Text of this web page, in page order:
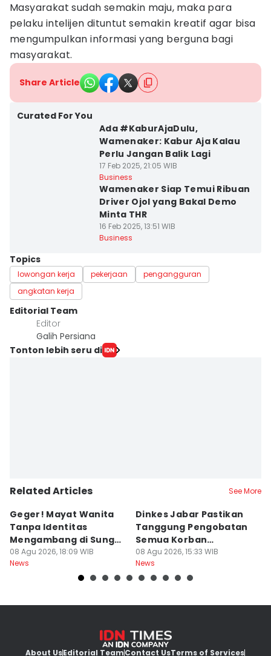
Masyarakat sudah semakin maju, maka para
pelaku intelijen dituntut semakin kreatif agar bisa
mengumpulkan informasi yang berguna bagi
masyarakat.
Share Article
Curated For You
Ada #KaburAjaDulu,
Wamenaker: Kabur Aja Kalau
Perlu Jangan Balik Lagi
17 Feb 2025, 21:05 WIB
Business
Wamenaker Siap Temui Ribuan
Driver Ojol yang Bakal Demo
Minta THR
16 Feb 2025, 13:51 WIB
Business
Topics
lowongan kerja pekerjaan
pengangguran
angkatan kerja
Editorial Team
Editor
Galih Persiana
Tonton lebih seru di
Related Articles See More
Geger! Mayat Wanita
Tanpa Identitas
Mengambang di Sungai
Cibatu
08 Agu 2026, 18:09 WIB
News
Dinkes Jabar Pastikan
Tanggung Pengobatan
Semua Korban
Kekerasan dan Begal
08 Agu 2026, 15:33 WIB
News
About UsEditorial TeamContact UsTerms of Services